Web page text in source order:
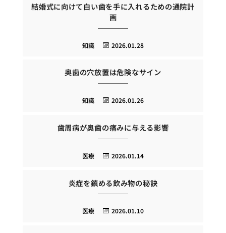
結婚式に向けて白い歯を手に入れるための通院計
画
2026.01.28
知識
奥歯の穴放置は危険なサイン
2026.01.26
知識
歯周病が奥歯の痛みに与える影響
2026.01.14
医療
炎症を鎮める飲み物の秘訣
2026.01.10
医療